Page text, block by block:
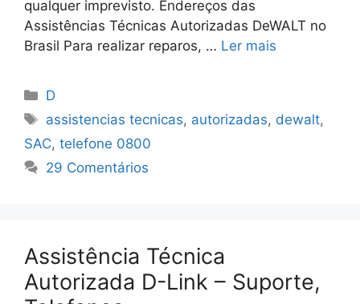
qualquer imprevisto. Endereços das
Assistências Técnicas Autorizadas DeWALT no
Brasil Para realizar reparos, … Ler mais
Categorias
D
Tags
assistencias tecnicas, autorizadas, dewalt,
SAC, telefone 0800
29 Comentários
Assistência Técnica
Autorizada D-Link – Suporte,